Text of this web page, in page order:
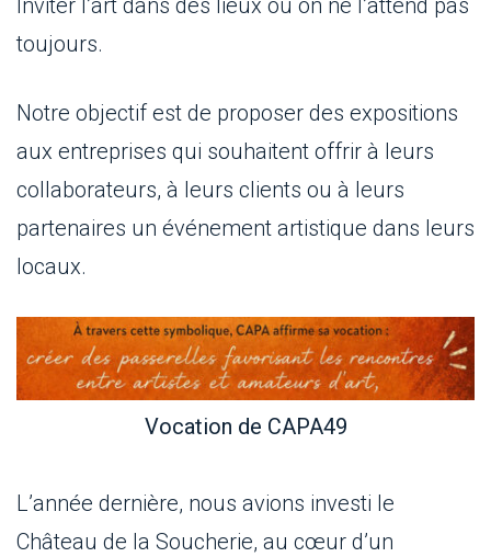
Inviter l’art dans des lieux où on ne l’attend pas
toujours.
Notre objectif est de proposer des expositions
aux entreprises qui souhaitent offrir à leurs
collaborateurs, à leurs clients ou à leurs
partenaires un événement artistique dans leurs
locaux.
Vocation de CAPA49
L’année dernière, nous avions investi le
Château de la Soucherie, au cœur d’un